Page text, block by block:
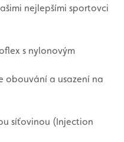
nejlepšími sportovci
s nylonovým
obouvání a usazení na
síťovinou (Injection